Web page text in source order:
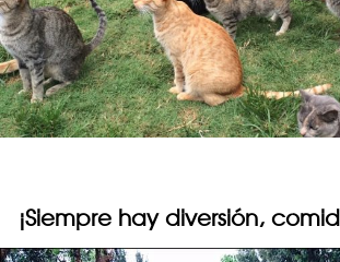
¡Siempre hay diversión,